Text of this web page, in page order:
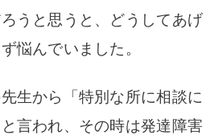
うと思うと、
どうしてあげ
悩んでいました。
生から
「特別な所に相談に
言われ、 その時は発達障害